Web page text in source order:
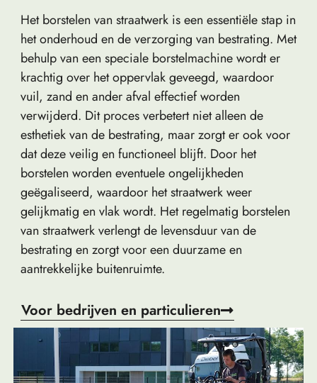
Het borstelen van straatwerk is een essentiële stap in
het onderhoud en de verzorging van bestrating. Met
behulp van een speciale borstelmachine wordt er
krachtig over het oppervlak geveegd, waardoor
vuil, zand en ander afval effectief worden
verwijderd. Dit proces verbetert niet alleen de
esthetiek van de bestrating, maar zorgt er ook voor
dat deze veilig en functioneel blijft. Door het
borstelen worden eventuele ongelijkheden
geëgaliseerd, waardoor het straatwerk weer
gelijkmatig en vlak wordt. Het regelmatig borstelen
van straatwerk verlengt de levensduur van de
bestrating en zorgt voor een duurzame en
aantrekkelijke buitenruimte.
Voor bedrijven en particulieren